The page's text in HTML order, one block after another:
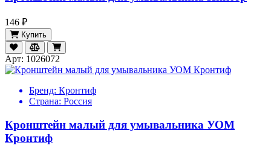
146 ₽
Купить
Арт: 1026072
Бренд: Кронтиф
Страна: Россия
Кронштейн малый для умывальника УОМ
Кронтиф